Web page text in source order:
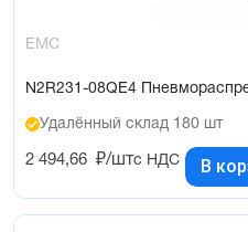
EMC
N2R231-08QE4
Удалённый склад 180 шт
2 494,66 ₽/штс НДС В